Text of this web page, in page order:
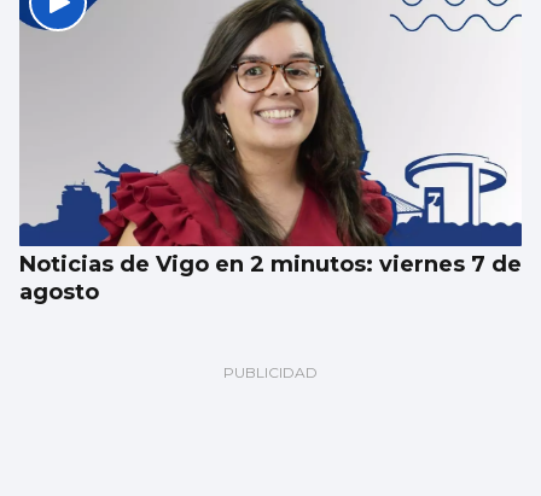
Noticias de Vigo en 2 minutos: viernes 7 de
agosto